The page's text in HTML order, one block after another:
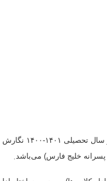
سال تحصیلی ۱۴۰۱-۱۴۰۰
پسرانه خلیج فارس) می‌باشد.